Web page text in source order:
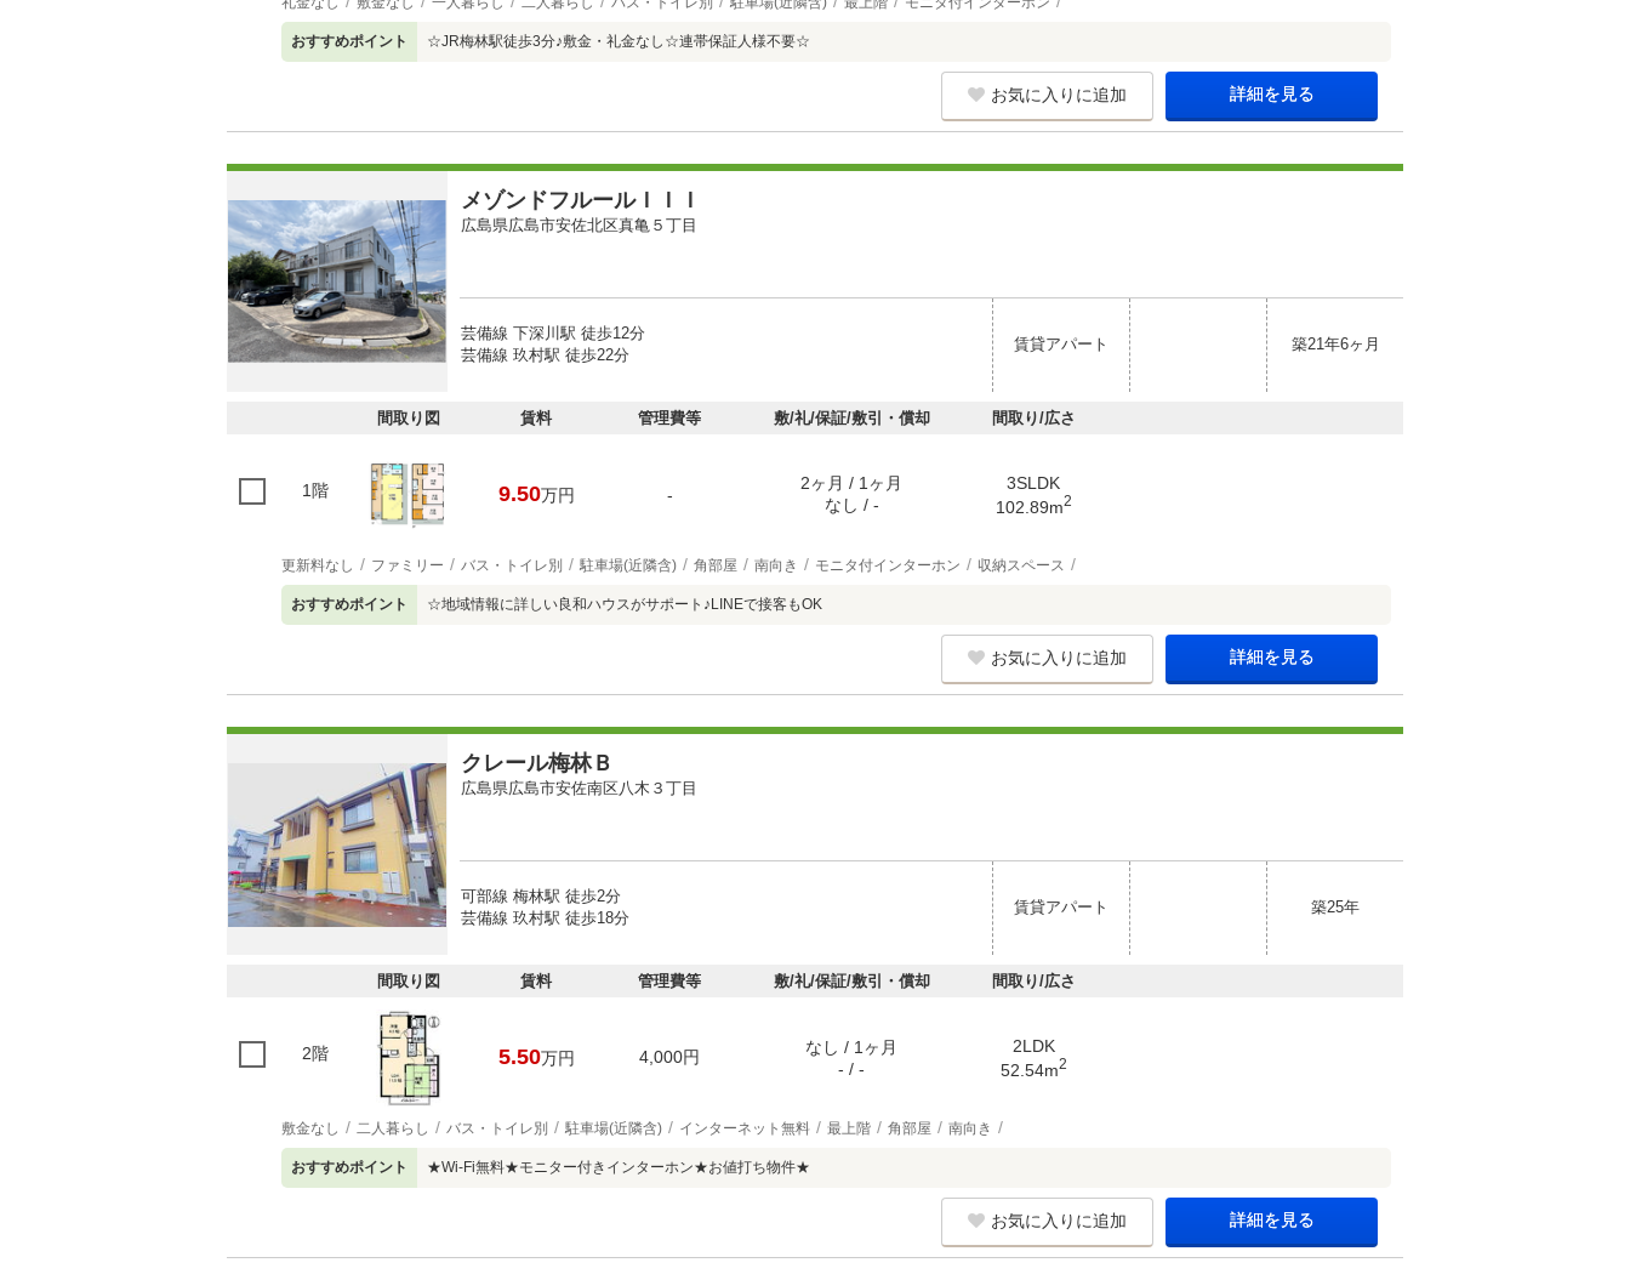
おすすめポイント ☆JR梅林駅徒歩3分♪敷金・礼金なし☆連帯保証人様不要☆
お気に入りに追加 詳細を見る
メゾンドフルールＩＩＩ
広島県広島市安佐北区真亀５丁目
芸備線 下深川駅 徒歩12分
芸備線 玖村駅 徒歩22分
賃貸アパート 築21年6ヶ月
間取り図 賃料 管理費等 敷/礼/保証/敷引・償却 間取り/広さ
1階 9.50万円 -
2ヶ月 / 1ヶ月
なし / -
3SLDK
102.89m2
更新料なし ファミリー バス・トイレ別 駐車場(近隣含) 角部屋 南向き モニタ付インターホン 収納スペース
おすすめポイント ☆地域情報に詳しい良和ハウスがサポート♪LINEで接客もOK
お気に入りに追加 詳細を見る
クレール梅林Ｂ
広島県広島市安佐南区八木３丁目
可部線 梅林駅 徒歩2分
芸備線 玖村駅 徒歩18分
賃貸アパート 築25年
間取り図 賃料 管理費等 敷/礼/保証/敷引・償却 間取り/広さ
2階 5.50万円 4,000円
なし / 1ヶ月
- / -
2LDK
52.54m2
敷金なし 二人暮らし バス・トイレ別 駐車場(近隣含) インターネット無料 最上階 角部屋 南向き
おすすめポイント ★Wi-Fi無料★モニター付きインターホン★お値打ち物件★
お気に入りに追加 詳細を見る